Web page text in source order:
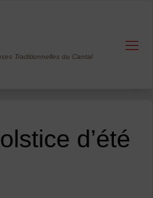
Traditionnelles du Cantal
d’été